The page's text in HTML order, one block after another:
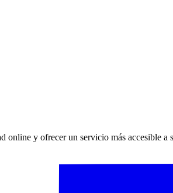
y ofrecer un servicio más accesible a